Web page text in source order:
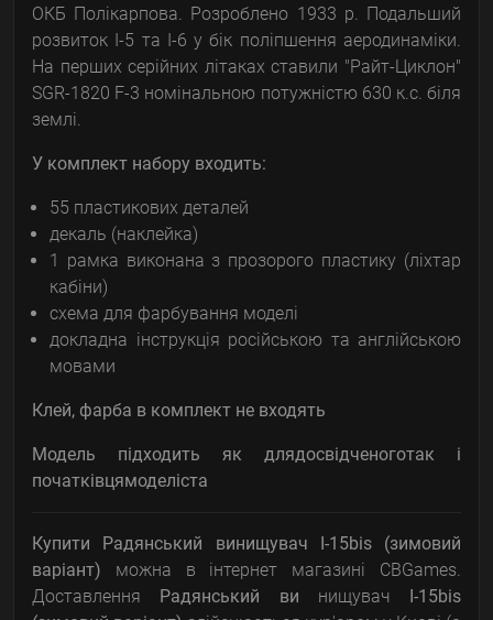
ОКБ Полікарпова. Розроблено 1933 р. Подальший
розвиток І-5 та І-6 у бік поліпшення аеродинаміки.
На перших серійних літаках ставили "Райт-Циклон"
SGR-1820 F-3 номінальною потужністю 630 к.с. біля
землі.
У комплект набору входить:
55 пластикових деталей
декаль (наклейка)
1 рамка виконана з прозорого пластику (ліхтар
кабіни)
схема для фарбування моделі
докладна інструкція російською та англійською
мовами
Клей, фарба в комплект не входять
Модель підходить як длядосвідченоготак і
початківцямоделіста
Купити Радянський винищувач I-15bis (зимовий
варіант) можна в інтернет магазині CBGames.
Доставлення Радянський ви нищувач I-15bis